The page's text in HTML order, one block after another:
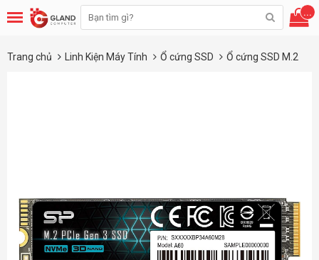
...
Trang chủ Linh Kiện Máy Tính Ổ cứng SSD Ổ cứng SSD M.2